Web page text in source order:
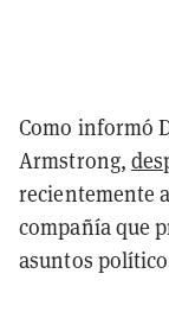
Como informó
Armstrong,
recientemente
compañía que
asuntos